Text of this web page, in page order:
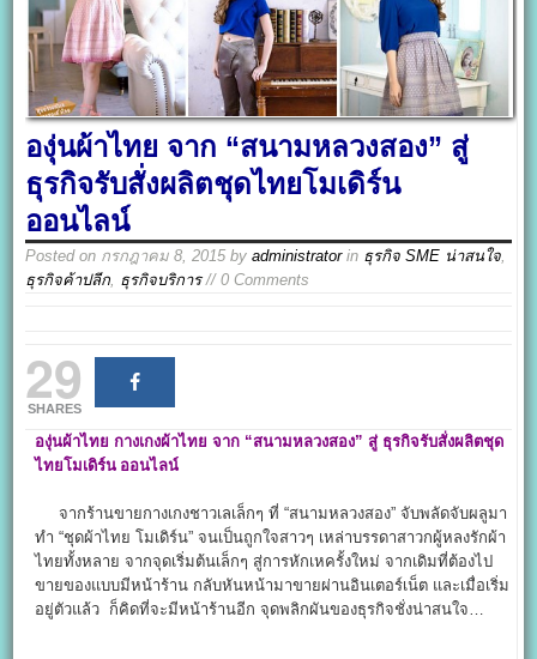
องุ่นผ้าไทย จาก “สนามหลวงสอง” สู่
ธุรกิจรับสั่งผลิตชุดไทยโมเดิร์น
ออนไลน์
Posted on กรกฎาคม 8, 2015 byadministratorin ธุรกิจ SME น่าสนใจ,
ธุรกิจค้าปลีก, ธุรกิจบริการ// 0 Comments
29
SHARES
องุ่นผ้าไทย กางเกงผ้าไทย จาก “สนามหลวงสอง” สู่ ธุรกิจรับสั่งผลิตชุด
ไทยโมเดิร์น ออนไลน์
จากร้านขายกางเกงชาวเลเล็กๆ ที่ “สนามหลวงสอง” จับพลัดจับผลูมา
ทำ “ชุดผ้าไทย โมเดิร์น” จนเป็นถูกใจสาวๆ เหล่าบรรดาสาวกผู้หลงรักผ้า
ไทยทั้งหลาย จากจุดเริ่มต้นเล็กๆ สู่การหักเหครั้งใหม่ จากเดิมที่ต้องไป
ขายของแบบมีหน้าร้าน กลับหันหน้ามาขายผ่านอินเตอร์เน็ต และเมื่อเริ่ม
อยู่ตัวแล้ว ก็คิดที่จะมีหน้าร้านอีก จุดพลิกผันของธุรกิจชั่งน่าสนใจ…